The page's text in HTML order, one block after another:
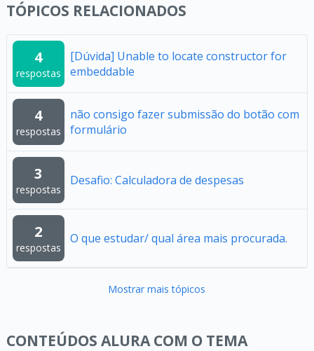
TÓPICOS RELACIONADOS
4
respostas
[Dúvida] Unable to locate constructor for
embeddable
4
respostas
não consigo fazer submissão do botão com
formulário
3
respostas
Desafio: Calculadora de despesas
2
respostas
O que estudar/ qual área mais procurada.
Mostrar mais tópicos
CONTEÚDOS ALURA COM O TEMA